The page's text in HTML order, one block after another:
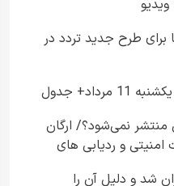
برای طرح جدید تردد در
جدول
نمی‌شود؟/ ارگان
امنیتی و ردیابی های
به ایران شد و دلیل آن را